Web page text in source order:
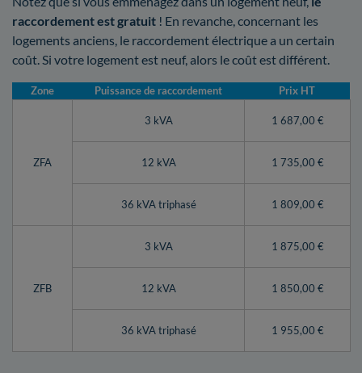
raccordement est gratuit ! En revanche, concernant les
logements anciens, le raccordement électrique a un certain
coût. Si votre logement est neuf, alors le coût est différent.
Zone Puissance de raccordement Prix HT
ZFA
3 kVA 1 687,00 €
12 kVA 1 735,00 €
36 kVA triphasé 1 809,00 €
ZFB
3 kVA 1 875,00 €
12 kVA 1 850,00 €
36 kVA triphasé 1 955,00 €